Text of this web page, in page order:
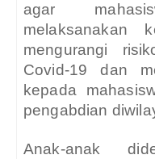
agar
melaksanakan
mengurangi
Covid-19 dan
kepada
pengabdian
Anak-anak